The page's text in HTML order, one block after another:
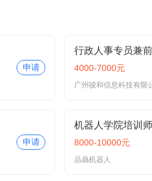
申请
行政人事专员兼
4000-7000元
广州骏和信息科技有限
申请
机器人学院培训师
8000-10000元
品骉机器人